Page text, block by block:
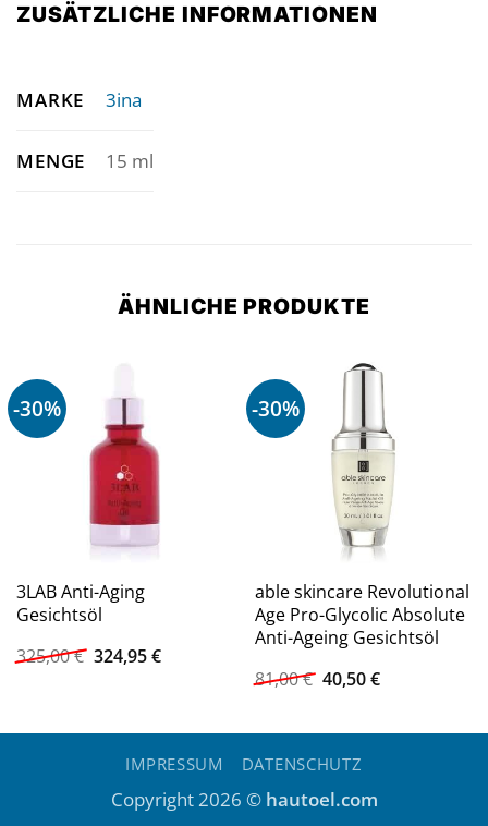
ZUSÄTZLICHE INFORMATIONEN
MARKE 3ina
MENGE 15 ml
ÄHNLICHE PRODUKTE
-30%
3LAB Anti-Aging
Gesichtsöl
325,00€ Ursprünglicher
Preis
324,95€Aktueller
-30%
able skincare Revolutional
Age Pro-Glycolic Absolute
Anti-Ageing Gesichtsöl
81,00€ Ursprünglicher
Preis
81,00 €
40,50€Aktueller
40,50 €.
IMPRESSUM DATENSCHUTZ
Copyright 2026 © hautoel.com